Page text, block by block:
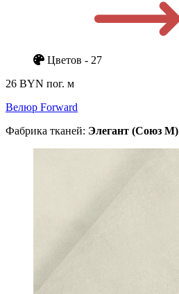
Цветов - 27
26 BYN пог. м
Велюр Forward
Фабрика тканей: Элегант (Союз М)